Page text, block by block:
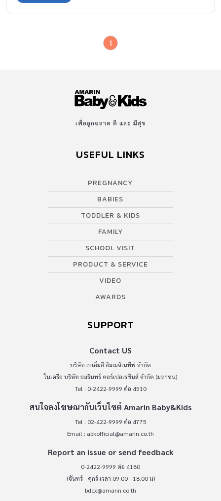
1
เพื่อลูกฉลาด ดี และ มีสุข
USEFUL LINKS
PREGNANCY
BABIES
TODDLER & KIDS
FAMILY
SCHOOL VISIT
PRODUCT & SERVICE
VIDEO
AWARDS
SUPPORT
Contact US
บริษัท เอเอ็มอี อิมเมจิเนทีฟ จำกัด
ในเครือ บริษัท อมรินทร์ คอร์เปอเรชั่นส์ จำกัด (มหาชน)
Tel : 0-2422-9999 ต่อ 4510
สนใจลงโฆษณากับเว็บไซต์ Amarin Baby&Kids
Tel : 02-422-9999 ต่อ 4775
Email : abkofficial@amarin.co.th
Report an issue or send feedback
0-2422-9999 ต่อ 4180
(จันทร์ - ศุกร์ เวลา 09.00 - 18.00 น)
bdcx@amarin.co.th